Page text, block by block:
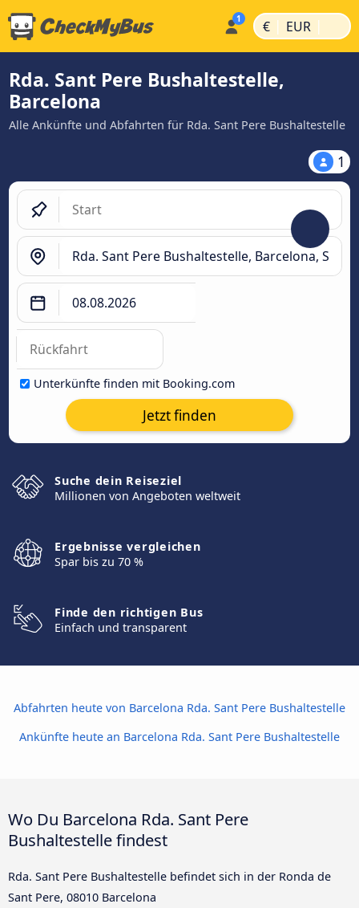
€ | EUR |
Rda. Sant Pere Bushaltestelle,
Barcelona
Alle Ankünfte und Abfahrten für Rda. Sant Pere Bushaltestelle
1
Unterkünfte finden mit Booking.com
Jetzt finden
Suche dein Reiseziel
Millionen von Angeboten weltweit
Ergebnisse vergleichen
Spar bis zu 70 %
Finde den richtigen Bus
Einfach und transparent
Abfahrten heute von Barcelona Rda. Sant Pere Bushaltestelle
Ankünfte heute an Barcelona Rda. Sant Pere Bushaltestelle
Wo Du Barcelona Rda. Sant Pere
Bushaltestelle findest
Rda. Sant Pere Bushaltestelle befindet sich in der Ronda de
Sant Pere, 08010 Barcelona